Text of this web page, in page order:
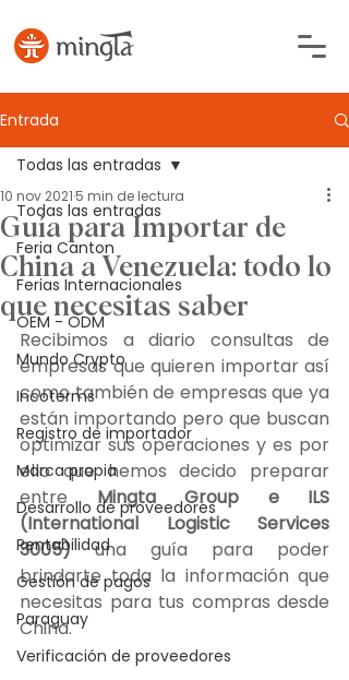
Entrada
Todas las entradas
Feria Canton
Ferias Internacionales
OEM - ODM
Mundo Crypto
Incoterms
Registro de importador
Marca propia
Desarrollo de proveedores
Rentabilidad
Gestión de pagos
Paraguay
Verificación de proveedores
Todas las entradas
Guía para Importar de
China a Venezuela: todo lo
que necesitas saber
10 nov 2021 5 min de lectura
Recibimos a diario consultas de
empresas que quieren importar así
como también de empresas que ya
están importando pero que buscan
optimizar sus operaciones y es por
ello que hemos decido preparar
entre Mingta Group e ILS
(International Logistic Services
3005) una guía para poder
brindarte toda la información que
necesitas para tus compras desde
China.